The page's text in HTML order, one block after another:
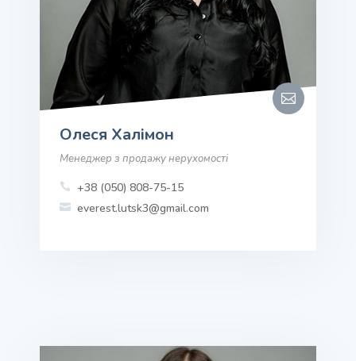

Олеся Халімон
Менеджер з продажу нерухомості
 +38 (050) 808-75-15
 everest.lutsk3@gmail.com